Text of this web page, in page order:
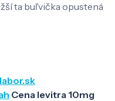
ta buľvička opustená
Cena levitra 10mg